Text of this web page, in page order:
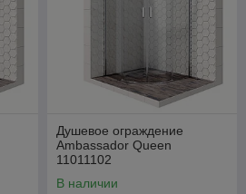
Душевое ограждение
Ambassador Queen
11011102
В наличии